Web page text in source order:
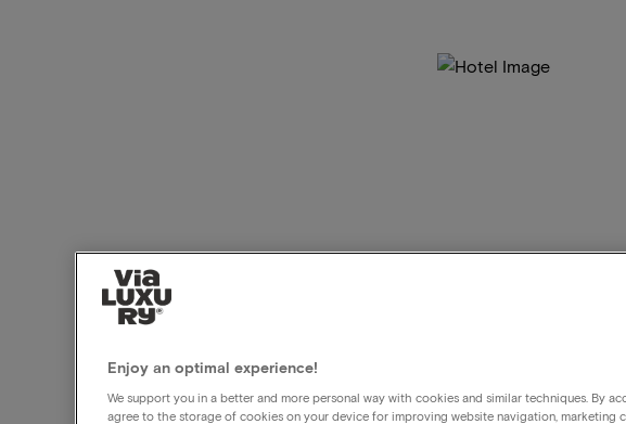
Enjoy an optimal experience!
We support you in a better and more personal way with cookies and similar techniques. By
agree to the storage of cookies on your device for improving website navigation, marketing